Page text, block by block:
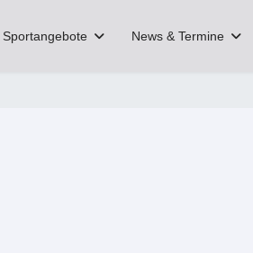
Sportangebote News & Termine